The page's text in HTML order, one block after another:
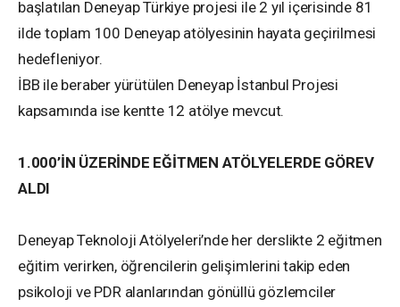
başlatılan Deneyap Türkiye projesi ile 2 yıl içerisinde 81
ilde toplam 100 Deneyap atölyesinin hayata geçirilmesi
hedefleniyor.
İBB ile beraber yürütülen Deneyap İstanbul Projesi
kapsamında ise kentte 12 atölye mevcut.
1.000’İN ÜZERİNDE EĞİTMEN ATÖLYELERDE GÖREV
ALDI
Deneyap Teknoloji Atölyeleri’nde her derslikte 2 eğitmen
eğitim verirken, öğrencilerin gelişimlerini takip eden
psikoloji ve PDR alanlarından gönüllü gözlemciler